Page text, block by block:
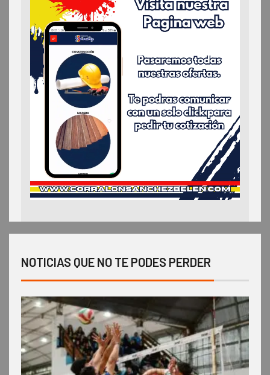
NOTICIAS QUE NO TE PODES PERDER